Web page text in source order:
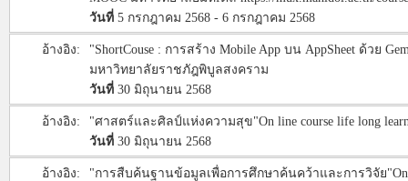
วันที่ 5 กรกฎาคม 2568 - 6 กรกฎาคม 2568
อ้างอิง:
"ShortCouse : การสร้าง Mobile App บน AppSheet ด้วย
มหาวิทยาลัยราชภัฎพิบูลสงคราม
วันที่ 30 มิถุนายน 2568
อ้างอิง:
"ศาสตร์และศิลป์แห่งความสุข"On line course life long
วันที่ 30 มิถุนายน 2568
อ้างอิง:
"การสืบค้นฐานข้อมูลเพื่อการศึกษาค้นคว้าและการวิจัย